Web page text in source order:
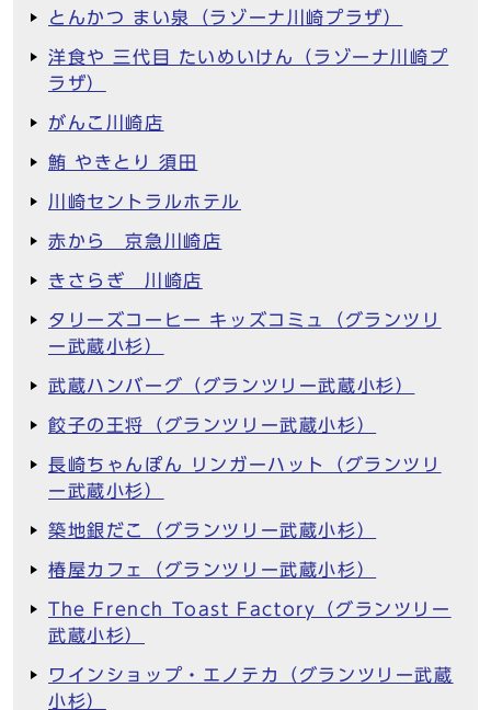
とんかつ まい泉（ラゾーナ川崎プラザ）
洋食や 三代目 たいめいけん（ラゾーナ川崎プ
ラザ）
がんこ川崎店
鮪 やきとり 須田
川崎セントラルホテル
赤から 京急川崎店
きさらぎ 川崎店
タリーズコーヒー キッズコミュ（グランツリ
ー武蔵小杉）
武蔵ハンバーグ（グランツリー武蔵小杉）
餃子の王将（グランツリー武蔵小杉）
長崎ちゃんぽん リンガーハット（グランツリ
ー武蔵小杉）
築地銀だこ（グランツリー武蔵小杉）
椿屋カフェ（グランツリー武蔵小杉）
The French Toast Factory（グランツリー
武蔵小杉）
ワインショップ・エノテカ（グランツリー武蔵
小杉）